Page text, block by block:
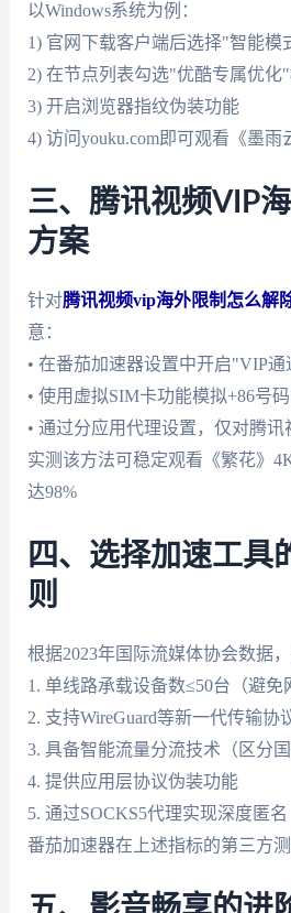
以Windows系统为例：
1) 官网下载客户端后选择"智能模
2) 在节点列表勾选"优酷专属优化
3) 开启浏览器指纹伪装功能
4) 访问youku.com即可观看《墨雨
三、腾讯视频VIP
方案
针对腾讯视频vip海外限制怎么解
意：
• 在番茄加速器设置中开启"VIP
• 使用虚拟SIM卡功能模拟+86号
• 通过分应用代理设置，仅对腾讯
实测该方法可稳定观看《繁花》
达98%
四、选择加速工具
则
根据2023年国际流媒体协会数据
1. 单线路承载设备数≤50台（避免
2. 支持WireGuard等新一代传输协
3. 具备智能流量分流技术（区分国
4. 提供应用层协议伪装功能
5. 通过SOCKS5代理实现深度匿名
番茄加速器在上述指标的第三方